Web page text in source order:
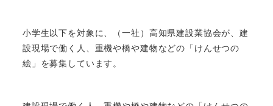
小学生以下を対象に、（一社）高知県建設業協会が、建
設現場で働く人、重機や橋や建物などの「けんせつの
絵」を募集しています。